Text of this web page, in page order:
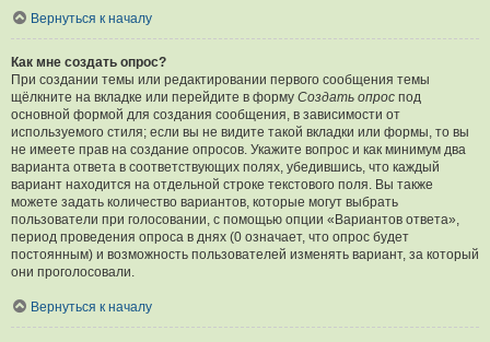
Вернуться к началу
Как мне создать опрос?
При создании темы или редактировании первого сообщения темы
щёлкните на вкладке или перейдите в форму Создать опрос под
основной формой для создания сообщения, в зависимости от
используемого стиля; если вы не видите такой вкладки или формы, то вы
не имеете прав на создание опросов. Укажите вопрос и как минимум два
варианта ответа в соответствующих полях, убедившись, что каждый
вариант находится на отдельной строке текстового поля. Вы также
можете задать количество вариантов, которые могут выбрать
пользователи при голосовании, с помощью опции «Вариантов ответа»,
период проведения опроса в днях (0 означает, что опрос будет
постоянным) и возможность пользователей изменять вариант, за который
они проголосовали.
Вернуться к началу